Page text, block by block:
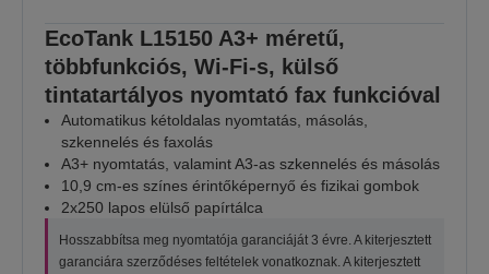
EcoTank L15150 A3+ méretű,
többfunkciós, Wi-Fi-s, külső
tintatartályos nyomtató fax funkcióval
Automatikus kétoldalas nyomtatás, másolás,
szkennelés és faxolás
A3+ nyomtatás, valamint A3-as szkennelés és másolás
10,9 cm-es színes érintőképernyő és fizikai gombok
2x250 lapos elülső papírtálca
Hosszabbítsa meg nyomtatója garanciáját 3 évre. A kiterjesztett
garanciára szerződéses feltételek vonatkoznak. A kiterjesztett